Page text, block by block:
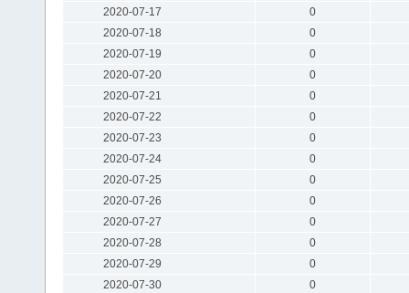
2020-07-17
0
2020-07-18
0
2020-07-19
0
2020-07-20
0
2020-07-21
0
2020-07-22
0
2020-07-23
0
2020-07-24
0
2020-07-25
0
2020-07-26
0
2020-07-27
0
2020-07-28
0
2020-07-29
0
2020-07-30
0